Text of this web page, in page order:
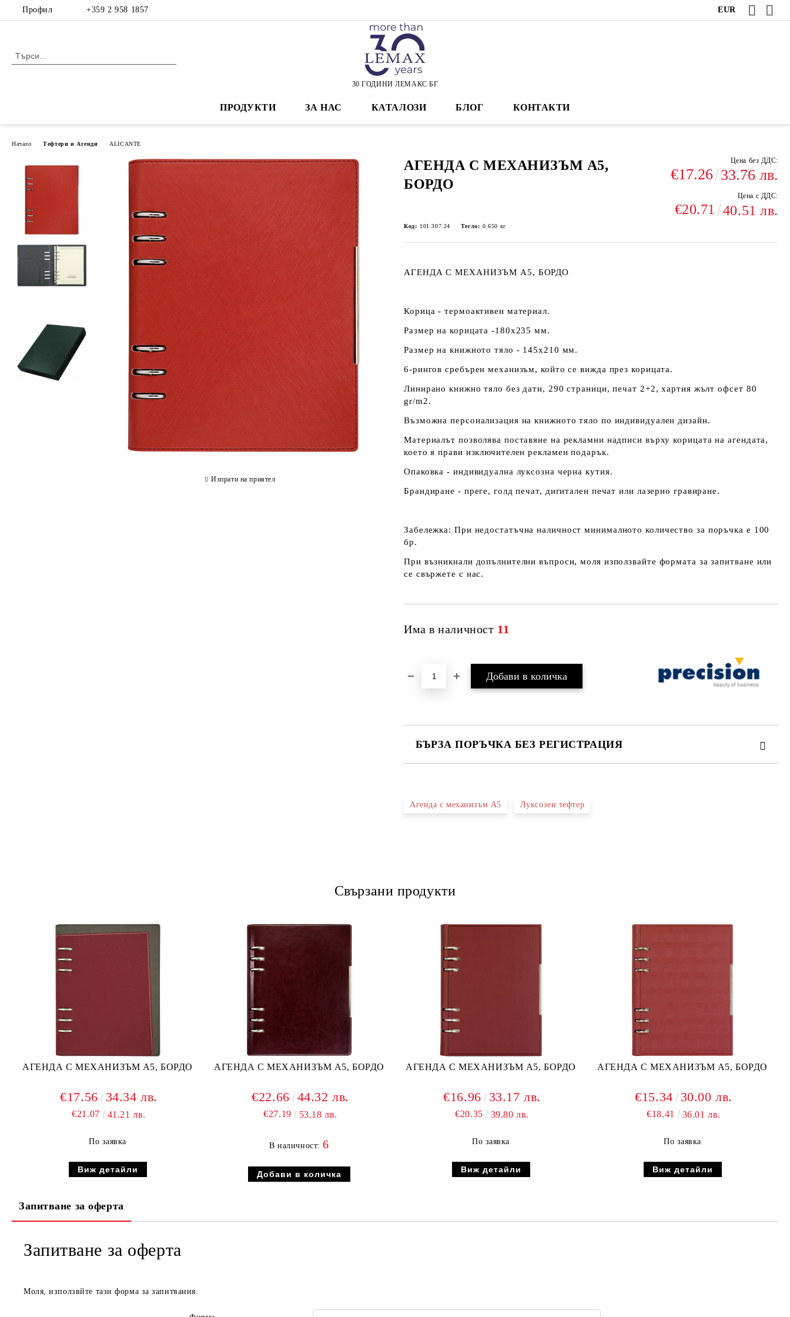
Профил +359 2 958 1857 EUR
30 ГОДИНИ ЛЕМАКС БГ
ПРОДУКТИ ЗА НАС КАТАЛОЗИ БЛОГ КОНТАКТИ
Начало Тефтери и Агенди ALICANTE
АГЕНДА С МЕХАНИЗЪМ А5,
БОРДО
Цена без ДДС:
€17.26 33.76 лв.
Цена с ДДС:
€20.71 40.51 лв.
Код: 101.307.24 Тегло: 0.650 кг
АГЕНДА С МЕХАНИЗЪМ А5, БОРДО
Корица - термоактивен материал.
Размер на корицата -180х235 мм.
Размер на книжното тяло - 145х210 мм.
6-рингов сребърен механизъм, който се вижда през корицата.
Линирано книжно тяло без дати, 290 страници, печат 2+2, хартия жълт офсет 80
gr/m2.
Възможна персонализация на книжното тяло по индивидуален дизайн.
Материалът позволява поставяне на рекламни надписи върху корицата на агендата,
което я прави изключителен рекламен подарък.
Опаковка - индивидуална луксозна черна кутия.
Брандиране - преге, голд печат, дигитален печат или лазерно гравиране.
Забележка: При недостатъчна наличност минималното количество за поръчка е 100
бр.
При възникнали допълнителни въпроси, моля използвайте формата за запитване или
се свържете с нас.
Има в наличност 11
БЪРЗА ПОРЪЧКА БЕЗ РЕГИСТРАЦИЯ
Агенда с механизъм А5 Луксозен тефтер
Изпрати на приятел
Свързани продукти
АГЕНДА С МЕХАНИЗЪМ А5, БОРДО
€17.56 34.34 лв.
€21.07 41.21 лв.
По заявка
Виж детайли
АГЕНДА С МЕХАНИЗЪМ А5, БОРДО
€22.66 44.32 лв.
€27.19 53.18 лв.
В наличност:6
АГЕНДА С МЕХАНИЗЪМ А5, БОРДО
€16.96 33.17 лв.
€20.35 39.80 лв.
По заявка
Виж детайли
АГЕНДА С МЕХАНИЗЪМ А5, БОРДО
€15.34 30.00 лв.
€18.41 36.01 лв.
По заявка
Виж детайли
Запитване за оферта
Запитване за оферта
Моля, използвйте тази форма за запитвания.